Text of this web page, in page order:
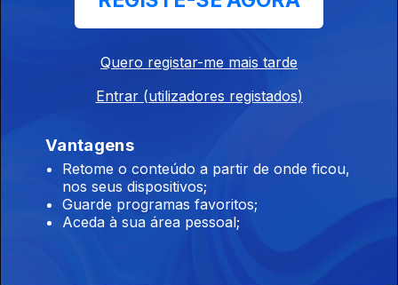
Trio de Ataque
Quero registar-me mais tarde
Entrar (utilizadores registados)
Vantagens
Retome o conteúdo a partir de onde ficou,
nos seus dispositivos;
Guarde programas favoritos;
Aceda à sua área pessoal;